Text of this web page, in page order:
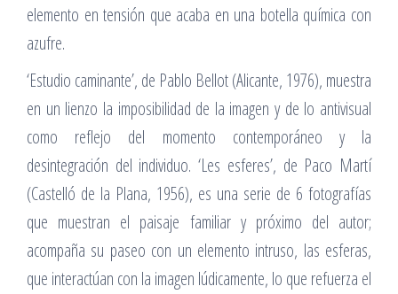
elemento en tensión que acaba en una botella química con
azufre.
‘Estudio caminante’, de Pablo Bellot (Alicante, 1976), muestra
en un lienzo la imposibilidad de la imagen y de lo antivisual
como reflejo del momento contemporáneo y la
desintegración del individuo. ‘Les esferes’, de Paco Martí
(Castelló de la Plana, 1956), es una serie de 6 fotografías
que muestran el paisaje familiar y próximo del autor;
acompaña su paseo con un elemento intruso, las esferas,
que interactúan con la imagen lúdicamente, lo que refuerza el